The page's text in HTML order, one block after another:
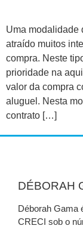
Uma modalidade
atraído muitos
compra. Neste
prioridade na
valor da compra
aluguel. Nesta
contrato […]
DÉBORAH
Déborah Gama
CRECI sob o